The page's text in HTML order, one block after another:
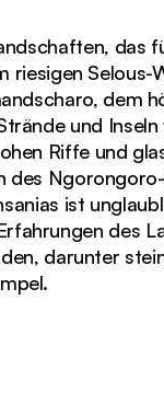
das
Selous-
dem
und
Riffe und
des
ist
des
darunter